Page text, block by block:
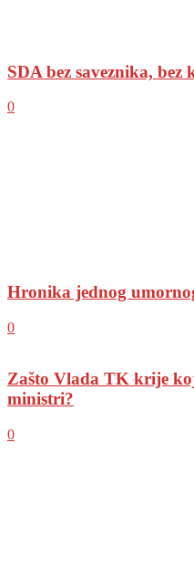
SDA bez saveznika, bez
0
Hronika jednog
0
Zašto Vlada TK krije
ministri?
0